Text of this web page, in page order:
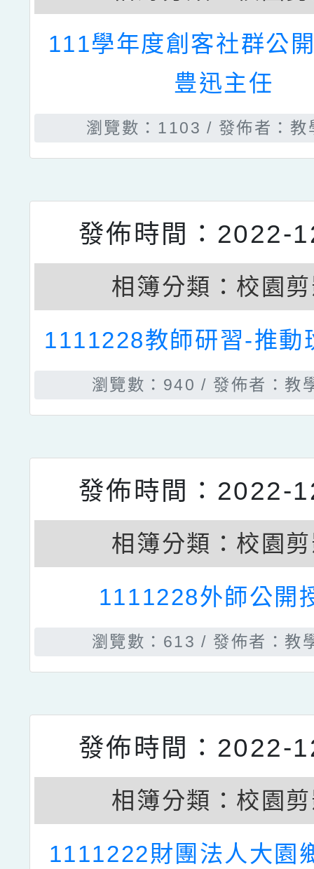
111學年度第二學期4月
授課
發佈時間：2023-
相簿分類： 校園
111學年度教師增能研
小池榮尉老師蒞校